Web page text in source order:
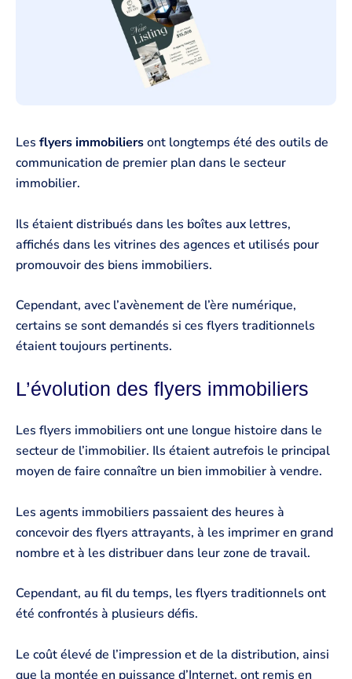
Les flyers immobiliersont longtemps été des outils de
communication de premier plan dans le secteur
immobilier.
Ils étaient distribués dans les boîtes aux lettres,
affichés dans les vitrines des agences et utilisés pour
promouvoir des biens immobiliers.
Cependant, avec l’avènement de l’ère numérique,
certains se sont demandés si ces flyers traditionnels
étaient toujours pertinents.
L’évolution des flyers immobiliers
Les flyers immobiliers ont une longue histoire dans le
secteur de l’immobilier. Ils étaient autrefois le principal
moyen de faire connaître un bien immobilier à vendre.
Les agents immobiliers passaient des heures à
concevoir des flyers attrayants, à les imprimer en grand
nombre et à les distribuer dans leur zone de travail.
Cependant, au fil du temps, les flyers traditionnels ont
été confrontés à plusieurs défis.
Le coût élevé de l’impression et de la distribution, ainsi
que la montée en puissance d’Internet, ont remis en